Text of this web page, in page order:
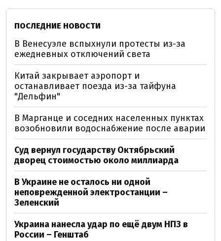
ПОСЛЕДНИЕ НОВОСТИ
В Венесуэле вспыхнули протесты из-за
ежедневных отключений света
Китай закрывает аэропорт и
останавливает поезда из-за тайфуна
"Дельфин"
В Марганце и соседних населенных пунктах
возобновили водоснабжение после аварии
Суд вернул государству Октябрьский
дворец стоимостью около миллиарда
В Украине не осталось ни одной
неповрежденной электростанции –
Зеленский
Украина нанесла удар по ещё двум НПЗ в
России – Генштаб